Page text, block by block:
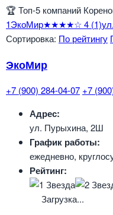
🏆 Топ-5 компаний
1ЭкоМир★★★★☆ 4 (1)
Сортировка: По рейтингу
ЭкоМир
+7 (900) 284-04-07 +7
Адрес:
ул. Пурыхина, 2Ш
График работы:
ежедневно,
Рейтинг:
Загрузка...